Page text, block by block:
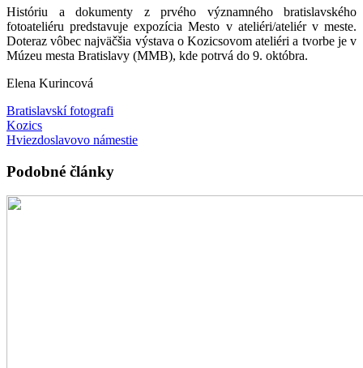
Históriu a dokumenty z prvého významného bratislavského
fotoateliéru predstavuje expozícia Mesto v ateliéri/ateliér v meste.
Doteraz vôbec najväčšia výstava o Kozicsovom ateliéri a tvorbe je v
Múzeu mesta Bratislavy (MMB), kde potrvá do 9. októbra.
Elena Kurincová
Bratislavskí fotografi
Kozics
Hviezdoslavovo námestie
Podobné články